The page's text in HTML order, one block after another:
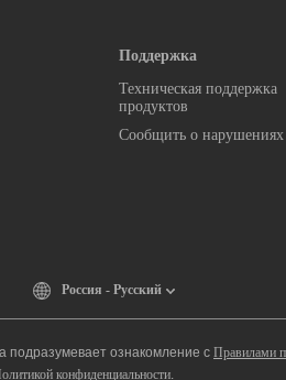
Поддержка
Техническая поддержка
продуктов
Сообщить о нарушениях
Россия - Русский
подразумевает ознакомление с Правилами
конфиденциальности.